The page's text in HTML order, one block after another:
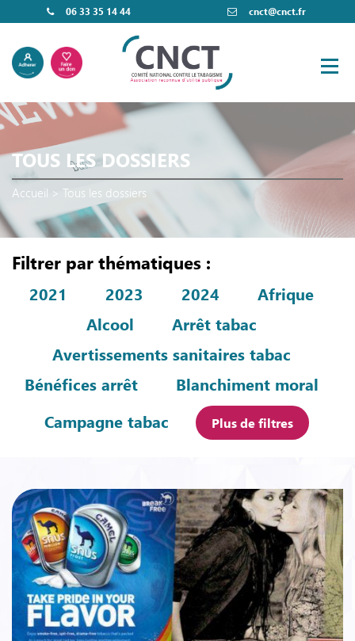
06 33 35 14 44 cnct@cnct.fr
TOUS LES DOSSIERS
Accueil > Tous les dossiers
Filtrer par thématiques :
2021 2023 2024
Afrique
Alcool
Arrêt tabac
Avertissements sanitaires tabac
Bénéfices arrêt
Blanchiment moral
Campagne tabac
Plus de filtres